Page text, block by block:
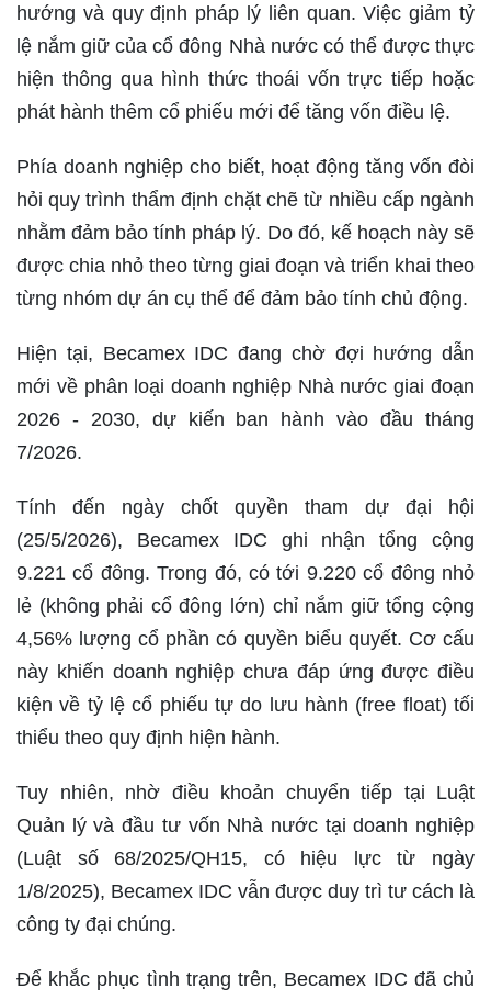
hướng và quy định pháp lý liên quan. Việc giảm tỷ
lệ nắm giữ của cổ đông Nhà nước có thể được thực
hiện thông qua hình thức thoái vốn trực tiếp hoặc
phát hành thêm cổ phiếu mới để tăng vốn điều lệ.
Phía doanh nghiệp cho biết, hoạt động tăng vốn đòi
hỏi quy trình thẩm định chặt chẽ từ nhiều cấp ngành
nhằm đảm bảo tính pháp lý. Do đó, kế hoạch này sẽ
được chia nhỏ theo từng giai đoạn và triển khai theo
từng nhóm dự án cụ thể để đảm bảo tính chủ động.
Hiện tại, Becamex IDC đang chờ đợi hướng dẫn
mới về phân loại doanh nghiệp Nhà nước giai đoạn
2026 - 2030, dự kiến ban hành vào đầu tháng
7/2026.
Tính đến ngày chốt quyền tham dự đại hội
(25/5/2026), Becamex IDC ghi nhận tổng cộng
9.221 cổ đông. Trong đó, có tới 9.220 cổ đông nhỏ
lẻ (không phải cổ đông lớn) chỉ nắm giữ tổng cộng
4,56% lượng cổ phần có quyền biểu quyết. Cơ cấu
này khiến doanh nghiệp chưa đáp ứng được điều
kiện về tỷ lệ cổ phiếu tự do lưu hành (free float) tối
thiểu theo quy định hiện hành.
Tuy nhiên, nhờ điều khoản chuyển tiếp tại Luật
Quản lý và đầu tư vốn Nhà nước tại doanh nghiệp
(Luật số 68/2025/QH15, có hiệu lực từ ngày
1/8/2025), Becamex IDC vẫn được duy trì tư cách là
công ty đại chúng.
Để khắc phục tình trạng trên, Becamex IDC đã chủ